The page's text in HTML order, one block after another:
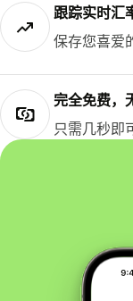
跟踪实时汇
保存您喜爱
完全免费，
只需几秒即